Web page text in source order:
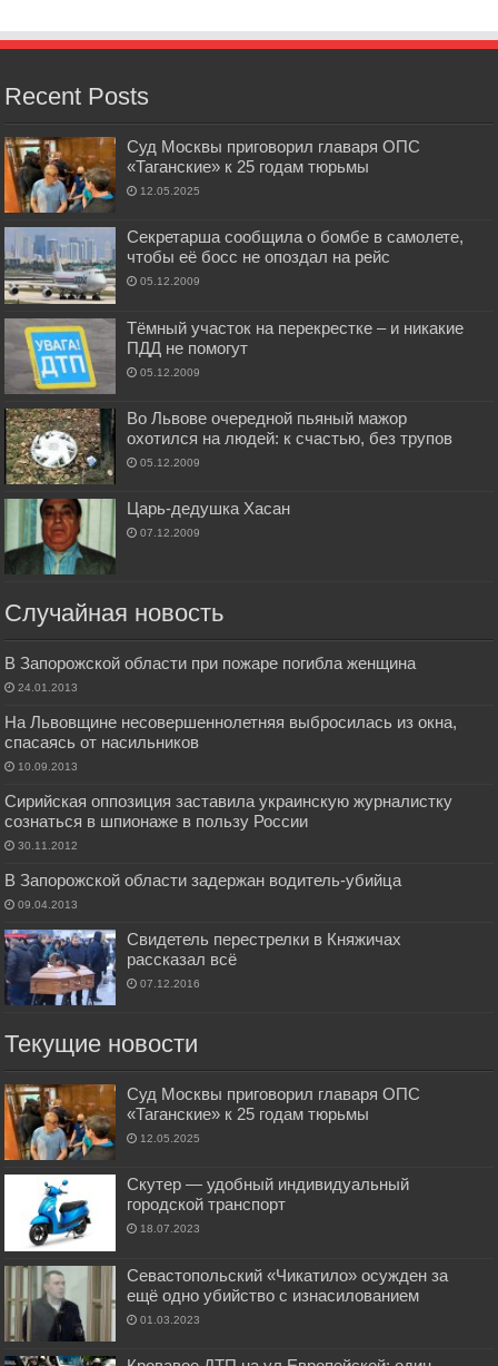
Recent Posts
Суд Москвы приговорил главаря ОПС
«Таганские» к 25 годам тюрьмы
12.05.2025
Секретарша сообщила о бомбе в самолете,
чтобы её босс не опоздал на рейс
05.12.2009
Тёмный участок на перекрестке – и никакие
ПДД не помогут
05.12.2009
Во Львове очередной пьяный мажор
охотился на людей: к счастью, без трупов
05.12.2009
Царь-дедушка Хасан
07.12.2009
Случайная новость
В Запорожской области при пожаре погибла женщина
24.01.2013
На Львовщине несовершеннолетняя выбросилась из окна,
спасаясь от насильников
10.09.2013
Сирийская оппозиция заставила украинскую журналистку
сознаться в шпионаже в пользу России
30.11.2012
В Запорожской области задержан водитель-убийца
09.04.2013
Свидетель перестрелки в Княжичах
рассказал всё
07.12.2016
Текущие новости
Суд Москвы приговорил главаря ОПС
«Таганские» к 25 годам тюрьмы
12.05.2025
Скутер — удобный индивидуальный
городской транспорт
18.07.2023
Севастопольский «Чикатило» осужден за
ещё одно убийство с изнасилованием
01.03.2023